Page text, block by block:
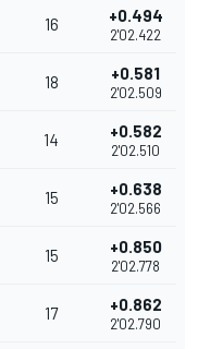
16 +0.494
2'02.422
18 +0.581
2'02.509
14 +0.582
2'02.510
15 +0.638
2'02.566
15 +0.850
2'02.778
17 +0.862
2'02.790